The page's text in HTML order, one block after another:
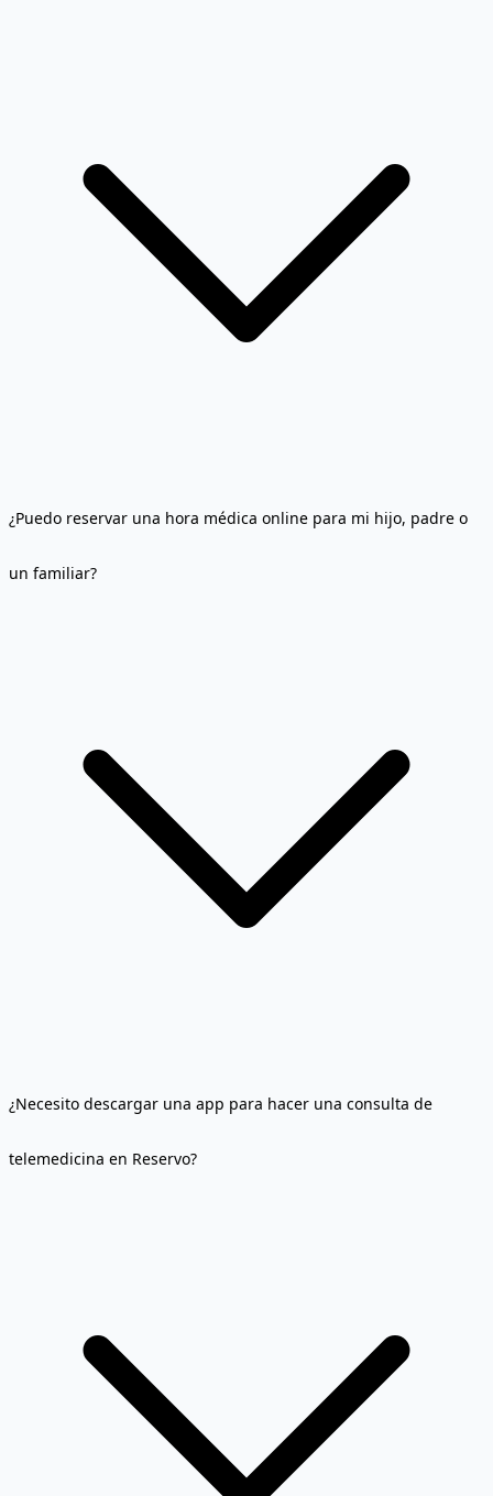
¿Puedo reservar una hora médica online para mi hijo, padre o
un familiar?
¿Necesito descargar una app para hacer una consulta de
telemedicina en Reservo?